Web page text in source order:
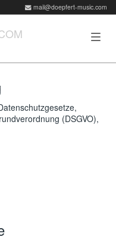
mail@doepfert-music.com
(DSGVO),